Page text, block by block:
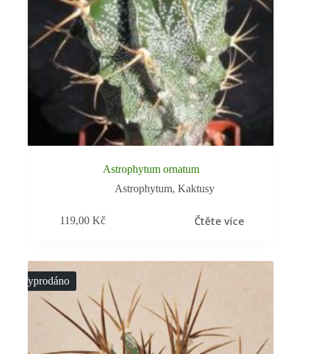
Astrophytum ornatum
Astrophytum,Kaktusy
119,00 Kč Čtěte více
Vyprodáno